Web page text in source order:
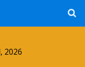
2026